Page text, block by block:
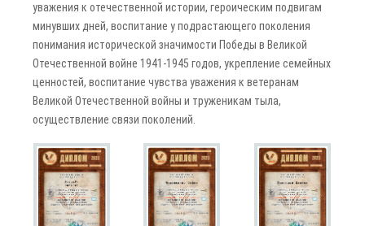
уважения к отечественной истории, героическим подвигам
минувших дней, воспитание у подрастающего поколения
понимания исторической значимости Победы в Великой
Отечественной войне 1941-1945 годов, укрепление семейных
ценностей, воспитание чувства уважения к ветеранам
Великой Отечественной войны и труженикам тыла,
осуществление связи поколений.